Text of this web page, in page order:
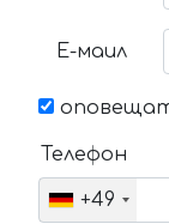
Е-маил
Телефон
+49